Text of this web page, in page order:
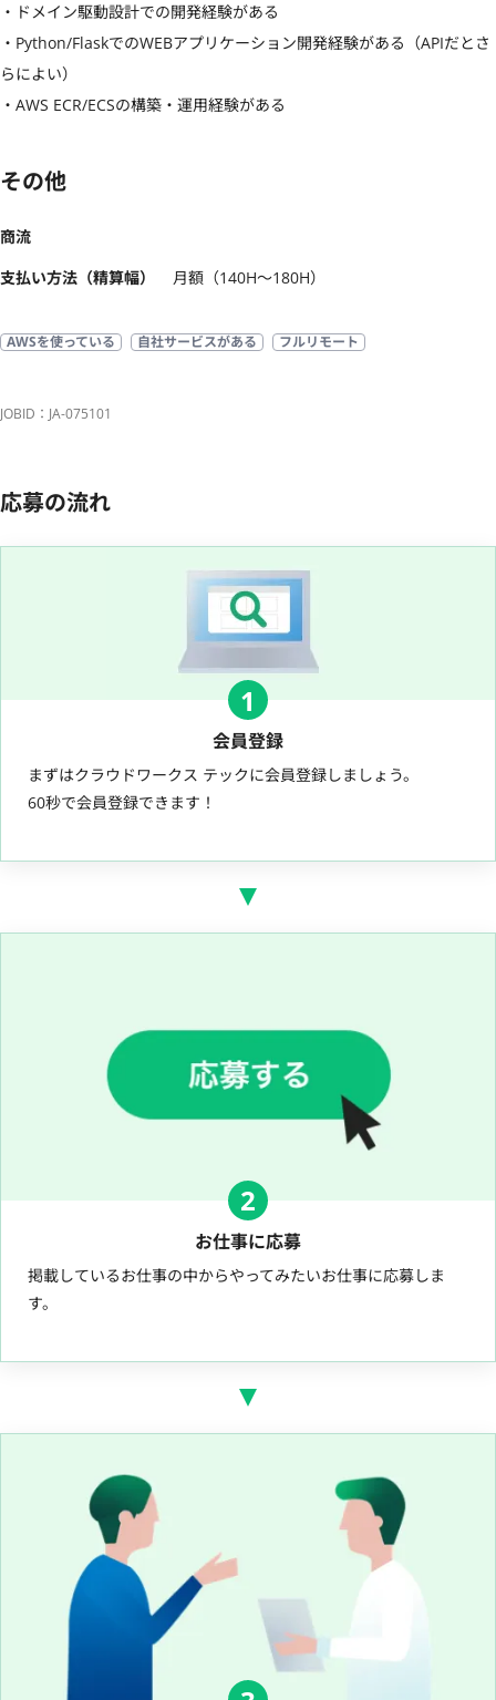
・ドメイン駆動設計での開発経験がある
・Python/FlaskでのWEBアプリケーション開発経験がある（APIだとさ
らによい）
・AWS ECR/ECSの構築・運用経験がある
その他
商流
支払い方法（精算幅）
月額（140H〜180H）
AWSを使っている 自社サービスがある フルリモート
JOBID：JA-075101
応募の流れ
1
会員登録
まずはクラウドワークス テックに会員登録しましょう。
60秒で会員登録できます！
2
お仕事に応募
掲載しているお仕事の中からやってみたいお仕事に応募しま
す。